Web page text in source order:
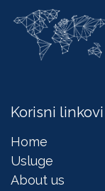
Skip to Content
Korisni linkovi
Home
Usluge
About us